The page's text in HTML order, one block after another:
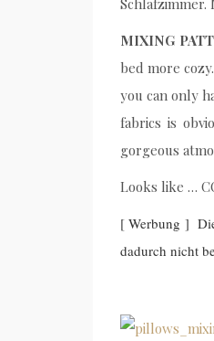
Schlafzimmer.
MIXING
bed more
you can only
fabrics is
gorgeous
Looks like …
[ Werbung ]
dadurch nicht